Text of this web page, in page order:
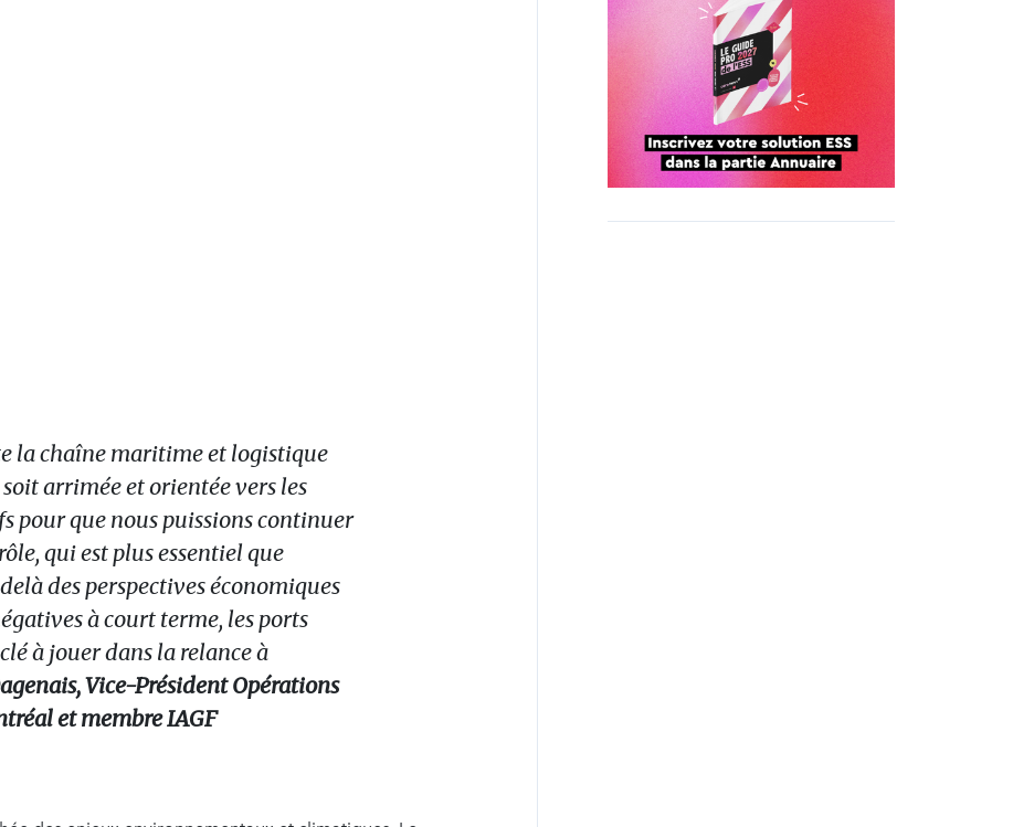
la chaîne maritime et logistique
arrimée et orientée vers les
pour que nous puissions continuer
qui est plus essentiel que
des perspectives économiques
à court terme, les ports
à jouer dans la relance à
Vice-Président Opérations
et membre IAGF